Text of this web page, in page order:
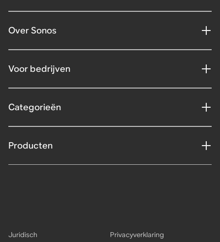
Over Sonos
Voor bedrijven
Categorieën
Producten
Juridisch Privacyverklaring